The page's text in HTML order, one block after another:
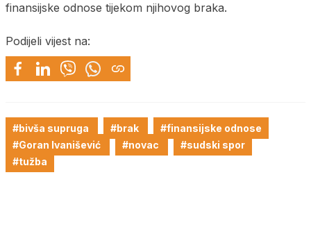
finansijske odnose tijekom njihovog braka.
Podijeli vijest na:
#bivša supruga #brak
#finansijske odnose
#Goran Ivanišević
#novac
#sudski spor
#tužba